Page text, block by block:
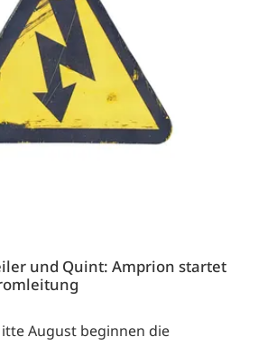
und Quint: Amprion startet
August beginnen die